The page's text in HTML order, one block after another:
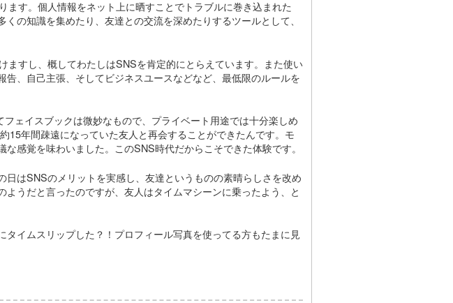
す。個人情報をネット上に晒すことでトラブルに巻き込まれた
の知識を集めたり、友達との交流を深めたりするツールとして、
すし、概してわたしはSNSを肯定的にとらえています。また使い
、自己主張、そしてビジネスユースなどなど、最低限のルールを
ェイスブックは微妙なもので、プライベート用途では十分楽しめ
年間疎遠になっていた友人と再会することができたんです。モ
感覚を味わいました。このSNS時代だからこそできた体験です。
はSNSのメリットを実感し、友達というものの素晴らしさを改め
うだと言ったのですが、友人はタイムマシーンに乗ったよう、と
イムスリップした？！プロフィール写真を使ってる方もたまに見